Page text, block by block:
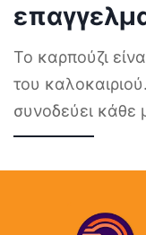
Το καρπούζι
του
συνοδεύει κάθε